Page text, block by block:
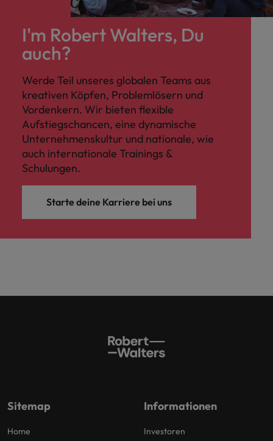
I'm Robert Walters, Du
auch?
Werde Teil unseres globalen Teams aus
kreativen Köpfen, Problemlösern und
Vordenkern. Wir bieten flexible
Aufstiegschancen, eine dynamische
Unternehmenskultur und nationale, wie
auch internationale Trainings &
Schulungen.
Starte deine Karriere bei uns
Sitemap
Home
Informationen
Investoren